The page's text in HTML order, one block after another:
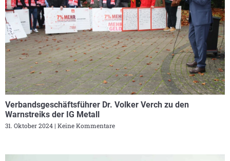
Verbandsgeschäftsführer Dr. Volker Verch zu den
Warnstreiks der IG Metall
31. Oktober 2024 Keine Kommentare